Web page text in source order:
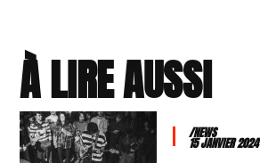
À LIRE AUSSI
/NEWS
15 JANVIER 2024